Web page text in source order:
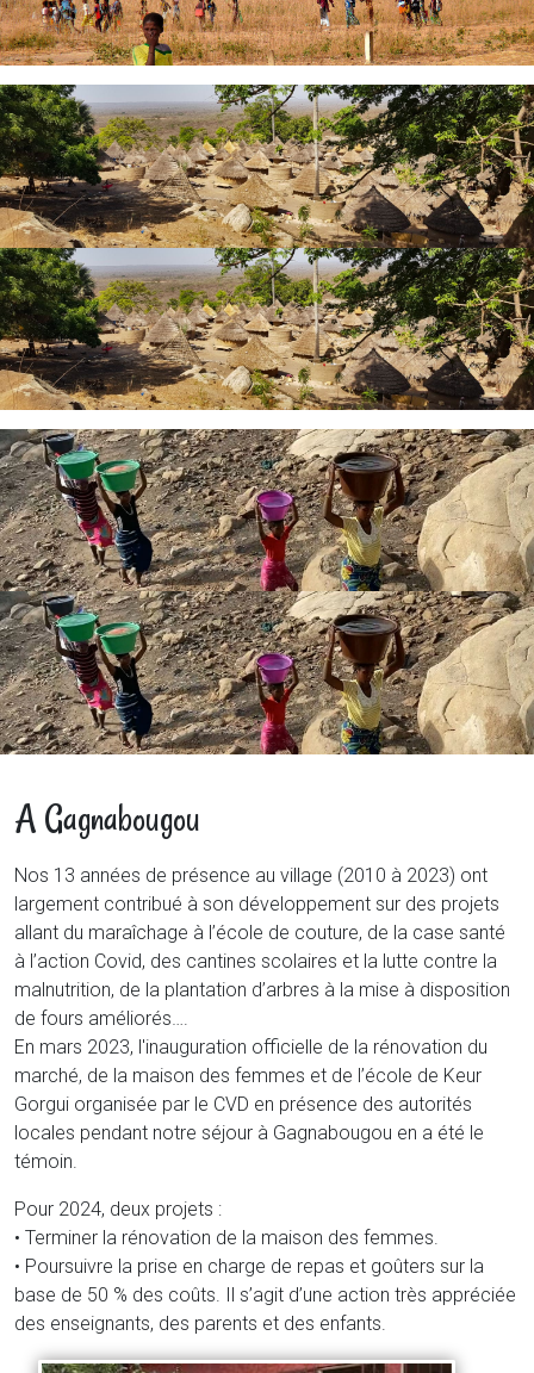
A Gagnabougou
Nos 13 années de présence au village (2010 à 2023) ont
largement contribué à son développement sur des projets
allant du maraîchage à l’école de couture, de la case santé
à l’action Covid, des cantines scolaires et la lutte contre la
malnutrition, de la plantation d’arbres à la mise à disposition
de fours améliorés….
En mars 2023, l'inauguration officielle de la rénovation du
marché, de la maison des femmes et de l’école de Keur
Gorgui organisée par le CVD en présence des autorités
locales pendant notre séjour à Gagnabougou en a été le
témoin.
Pour 2024, deux projets :
• Terminer la rénovation de la maison des femmes.
• Poursuivre la prise en charge de repas et goûters sur la
base de 50 % des coûts. Il s’agit d’une action très appréciée
des enseignants, des parents et des enfants.